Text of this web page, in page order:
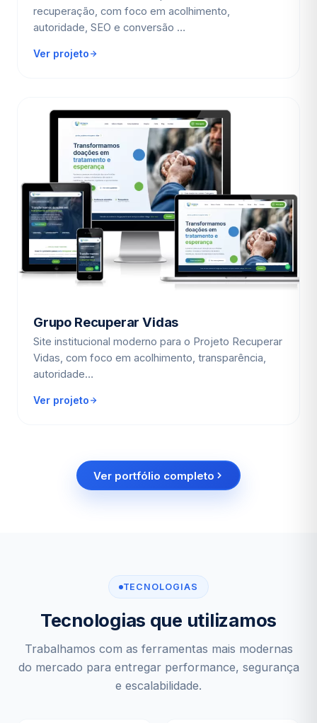
recuperação, com foco em acolhimento,
autoridade, SEO e conversão …
Ver projeto
Grupo Recuperar Vidas
Site institucional moderno para o Projeto Recuperar
Vidas, com foco em acolhimento, transparência,
autoridade…
Ver projeto
Ver portfólio completo
TECNOLOGIAS
Tecnologias que utilizamos
Trabalhamos com as ferramentas mais modernas
do mercado para entregar performance, segurança
e escalabilidade.